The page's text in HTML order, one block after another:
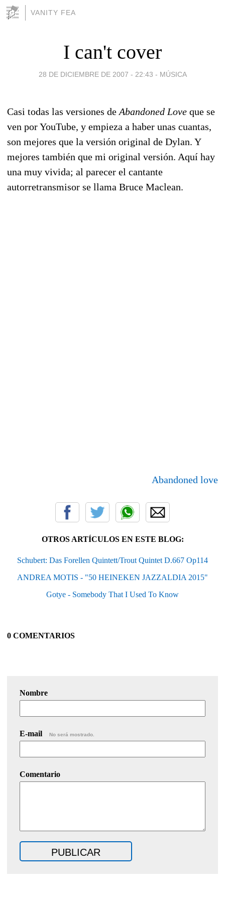
VANITY FEA
I can't cover
28 DE DICIEMBRE DE 2007 - 22:43 - MÚSICA
Casi todas las versiones de Abandoned Love que se
ven por YouTube, y empieza a haber unas cuantas,
son mejores que la versión original de Dylan. Y
mejores también que mi original versión. Aquí hay
una muy vivida; al parecer el cantante
autorretransmisor se llama Bruce Maclean.
Abandoned love
OTROS ARTÍCULOS EN ESTE BLOG:
Schubert: Das Forellen Quintett/Trout Quintet D.667 Op114
ANDREA MOTIS - "50 HEINEKEN JAZZALDIA 2015"
Gotye - Somebody That I Used To Know
0 COMENTARIOS
Nombre
E-mail No será mostrado.
Comentario